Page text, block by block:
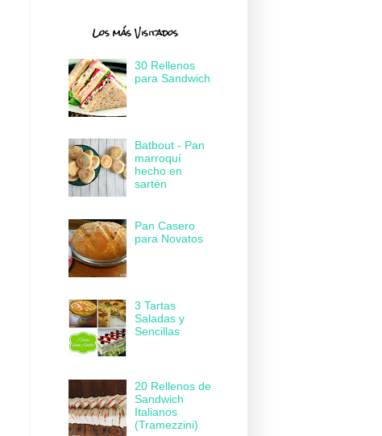
Los más Visitados
30 Rellenos
para Sandwich
Batbout - Pan
marroquí
hecho en
sartén
Pan Casero
para Novatos
3 Tartas
Saladas y
Sencillas
20 Rellenos de
Sandwich
Italianos
(Tramezzini)